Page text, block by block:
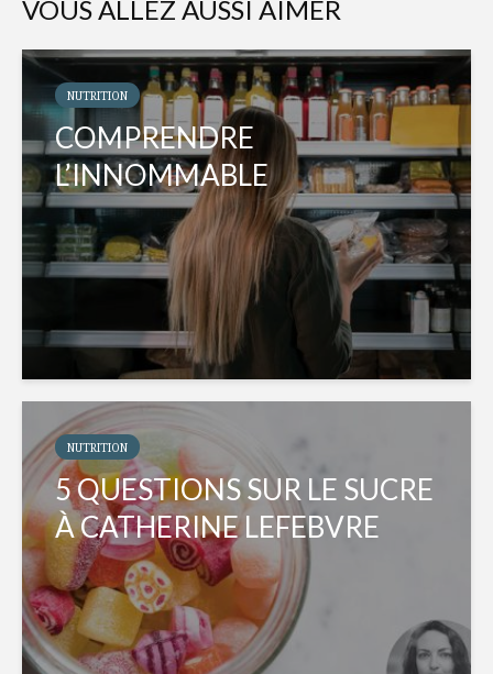
VOUS ALLEZ AUSSI AIMER
NUTRITION
COMPRENDRE
L’INNOMMABLE
NUTRITION
5 QUESTIONS SUR LE SUCRE
À CATHERINE LEFEBVRE